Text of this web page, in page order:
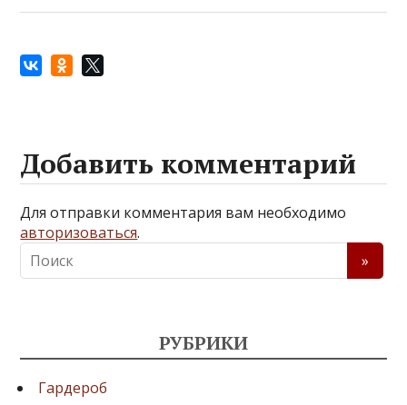
Добавить комментарий
Для отправки комментария вам необходимо
авторизоваться.
РУБРИКИ
Гардероб